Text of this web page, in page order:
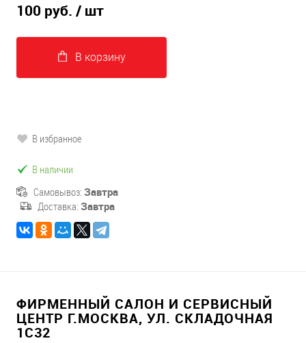
100 руб. / шт
В корзину
В избранное
В наличии
Самовывоз: Завтра
Доставка: Завтра
ФИРМЕННЫЙ САЛОН И СЕРВИСНЫЙ
ЦЕНТР Г.МОСКВА, УЛ. СКЛАДОЧНАЯ
1С32